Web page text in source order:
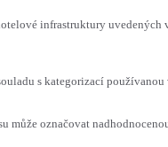
infrastruktury uvedených
s kategorizací
může označovat